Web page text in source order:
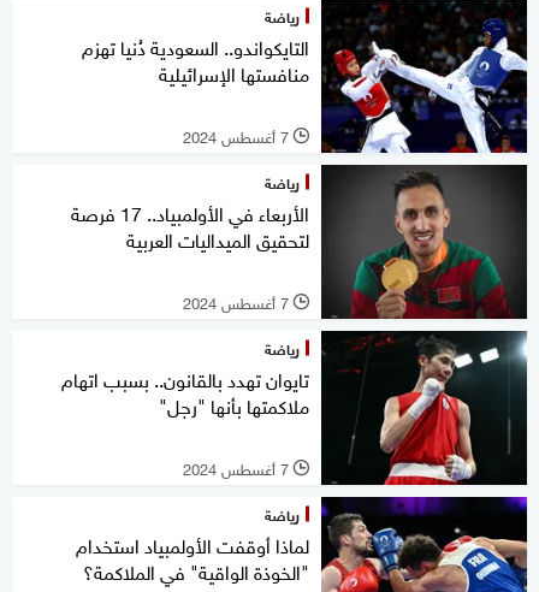
رياضة
التايكواندو.. السعودية دُنيا تهزم
منافستها الإسرائيلية
l 7 أغسطس 2024
رياضة
الأربعاء في الأولمبياد.. 17 فرصة
لتحقيق الميداليات العربية
l 7 أغسطس 2024
رياضة
تايوان تهدد بالقانون.. بسبب اتهام
ملاكمتها بأنها "رجل"
l 7 أغسطس 2024
رياضة
لماذا أوقفت الأولمبياد استخدام
"الخوذة الواقية" في الملاكمة؟